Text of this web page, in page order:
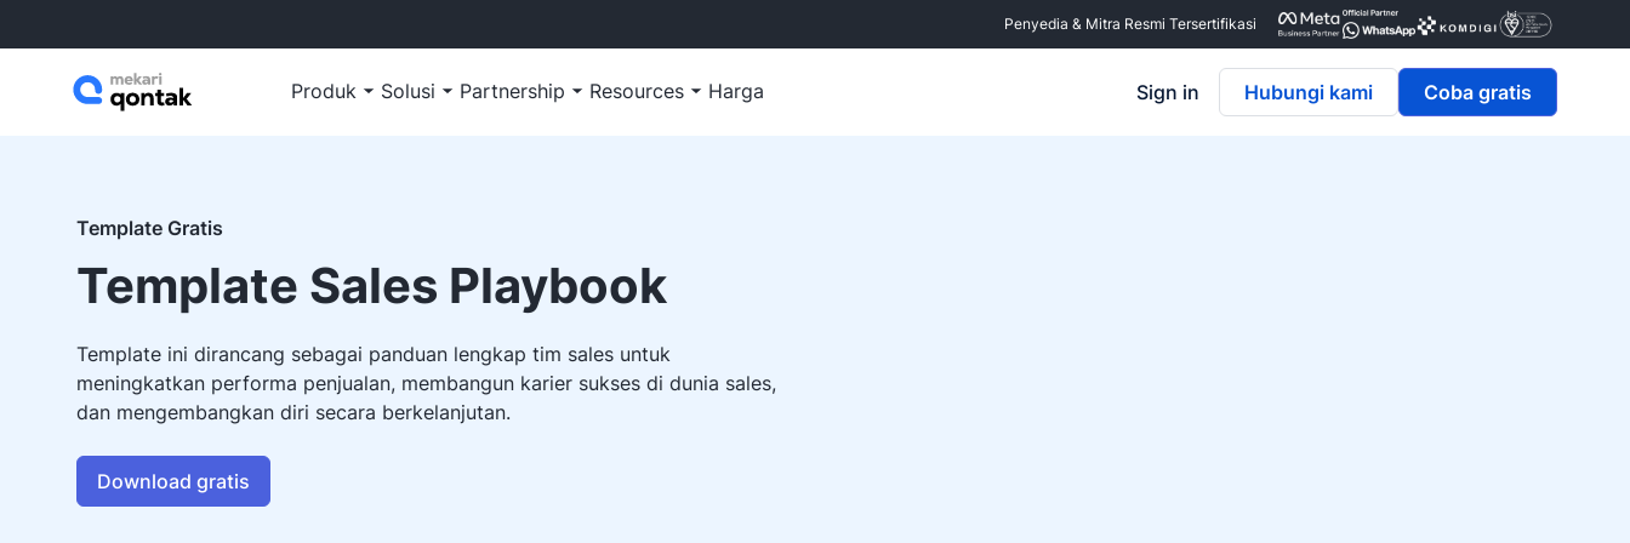
Penyedia & Mitra Resmi Tersertifikasi
Produk Solusi Partnership Resources Harga Sign in Hubungi kami Coba gratis
Template Gratis
Template Sales Playbook
Template ini dirancang sebagai panduan lengkap tim sales untuk
meningkatkan performa penjualan, membangun karier sukses di dunia sales,
dan mengembangkan diri secara berkelanjutan.
Download gratis